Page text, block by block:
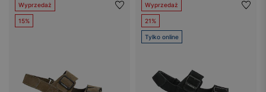
Wyprzedaż
15%
Wyprzedaż
21%
Tylko online